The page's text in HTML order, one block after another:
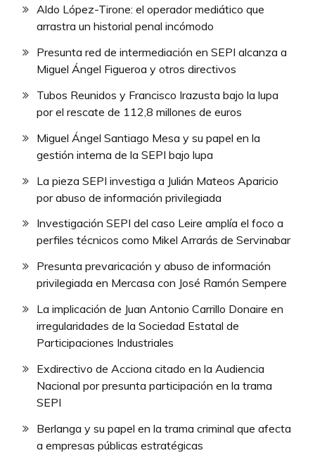
Aldo López-Tirone: el operador mediático que
arrastra un historial penal incómodo
Presunta red de intermediación en SEPI alcanza a
Miguel Ángel Figueroa y otros directivos
Tubos Reunidos y Francisco Irazusta bajo la lupa
por el rescate de 112,8 millones de euros
Miguel Ángel Santiago Mesa y su papel en la
gestión interna de la SEPI bajo lupa
La pieza SEPI investiga a Julián Mateos Aparicio
por abuso de información privilegiada
Investigación SEPI del caso Leire amplía el foco a
perfiles técnicos como Mikel Arrarás de Servinabar
Presunta prevaricación y abuso de información
privilegiada en Mercasa con José Ramón Sempere
La implicación de Juan Antonio Carrillo Donaire en
irregularidades de la Sociedad Estatal de
Participaciones Industriales
Exdirectivo de Acciona citado en la Audiencia
Nacional por presunta participación en la trama
SEPI
Berlanga y su papel en la trama criminal que afecta
a empresas públicas estratégicas